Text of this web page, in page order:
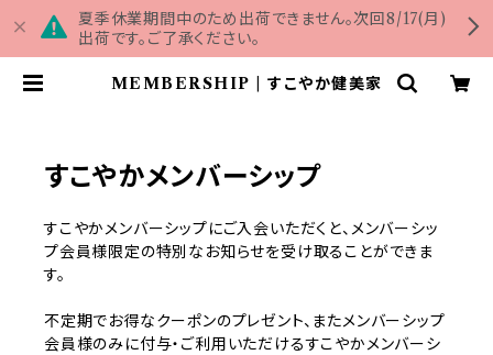
夏季休業期間中のため出荷できません。次回8/17(月)
出荷です。ご了承ください。
MEMBERSHIP | すこやか健美家
すこやかメンバーシップ
すこやかメンバーシップにご入会いただくと、メンバーシッ
プ会員様限定の特別なお知らせを受け取ることができま
す。
不定期でお得なクーポンのプレゼント、またメンバーシップ
会員様のみに付与・ご利用いただけるすこやかメンバーシ